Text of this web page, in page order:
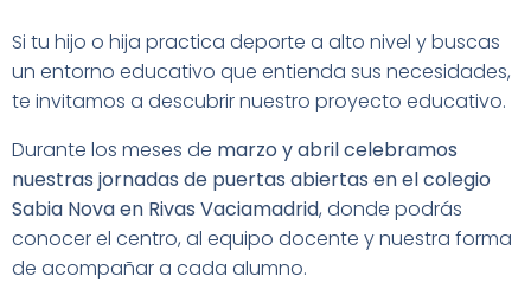
Si tu hijo o hija practica deporte a alto nivel y buscas
un entorno educativo que entienda sus necesidades,
te invitamos a descubrir nuestro proyecto educativo.
Durante los meses de marzo y abril celebramos
nuestras jornadas de puertas abiertas en el colegio
Sabia Nova en Rivas Vaciamadrid, donde podrás
conocer el centro, al equipo docente y nuestra forma
de acompañar a cada alumno.